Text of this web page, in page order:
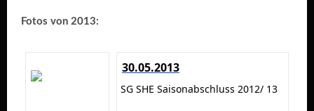
Fotos von 2013:
30.05.2013
SG SHE Saisonabschluss 2012/ 13